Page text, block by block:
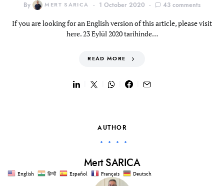
By MERT SARICA 1 October 2020 43 comments
If you are looking for an English version of this article, please visit
here. 23 Eylül 2020 tarihinde…
READ MORE
AUTHOR
Mert SARICA
English हिन्दी Español Français Deutsch